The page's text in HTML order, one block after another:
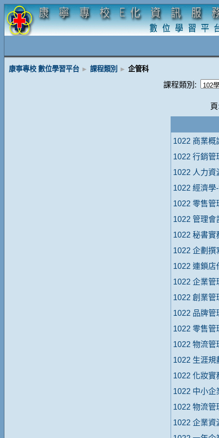
康寧專校 數位學習平台 ► 課程類別 ► 企管科
課程類別:
1022 商業概
1022 行銷管
1022 人力資
1022 經濟學
1022 零售管
1022 管理會
1022 秘書實
1022 企劃撰
1022 連鎖店
1022 企業管
1022 創業管
1022 品牌管
1022 零售管
1022 物流管
1022 生涯規
1022 化妝實
1022 中小企
1022 物流管
1022 企業資